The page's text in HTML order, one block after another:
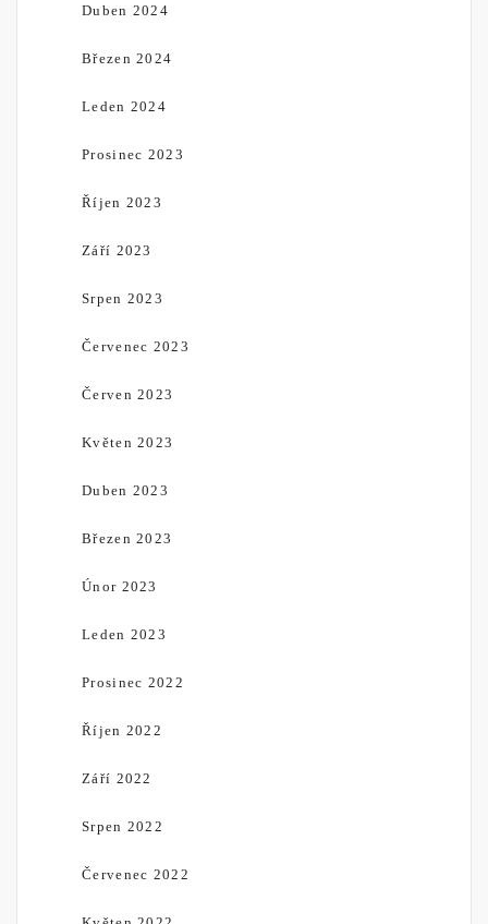
Duben 2024
Březen 2024
Leden 2024
Prosinec 2023
Říjen 2023
Září 2023
Srpen 2023
Červenec 2023
Červen 2023
Květen 2023
Duben 2023
Březen 2023
Únor 2023
Leden 2023
Prosinec 2022
Říjen 2022
Září 2022
Srpen 2022
Červenec 2022